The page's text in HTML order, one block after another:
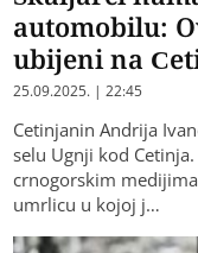
automobilu:
ubijeni na
25.09.2025. | 22:45
Cetinjanin Andrija
selu Ugnji kod
crnogorskim
umrlicu u kojoj j…